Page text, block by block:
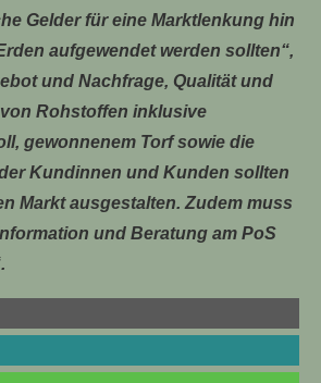
Gelder für eine Marktlenkung hin
aufgewendet werden sollten“,
und Nachfrage, Qualität und
Rohstoffen inklusive
gewonnenem Torf sowie die
Kundinnen und Kunden sollten
Markt ausgestalten. Zudem muss
und Beratung am PoS